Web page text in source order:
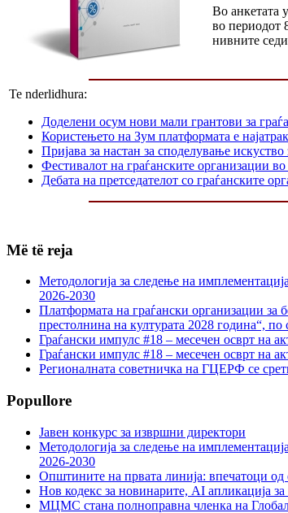
Во анкетата
во периодот
нивните
Te nderlidhura:
Доделени осум нови мали грантови за
Користењето на Зум платформата е
Пријава за настан за споделување
Фестивалот на граѓанските организации
Дебата на претседателот со граѓанските
Më të reja
Методологија за следење на
2026-2030
Платформата на граѓански организации за
престолнина на културата 2028 година“, по
Граѓански импулс #18 – месечен осврт на
Граѓански импулс #18 – месечен осврт на
Регионалната советничка на ГЦЕРФ се
Popullore
Јавен конкурс за извршни директори
Методологија за следење на
2026-2030
Општините на првата линија: впечатоци од
Нов кодекс за новинарите, AI апликација
МЦМС стана полноправна членка на